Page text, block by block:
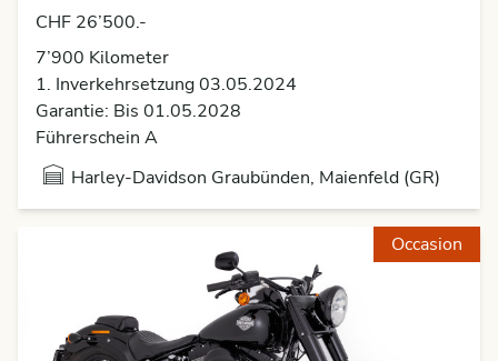
CHF 26’500.-
7’900 Kilometer
1. Inverkehrsetzung 03.05.2024
Garantie: Bis 01.05.2028
Führerschein A
Harley-Davidson Graubünden, Maienfeld (GR)
Occasion